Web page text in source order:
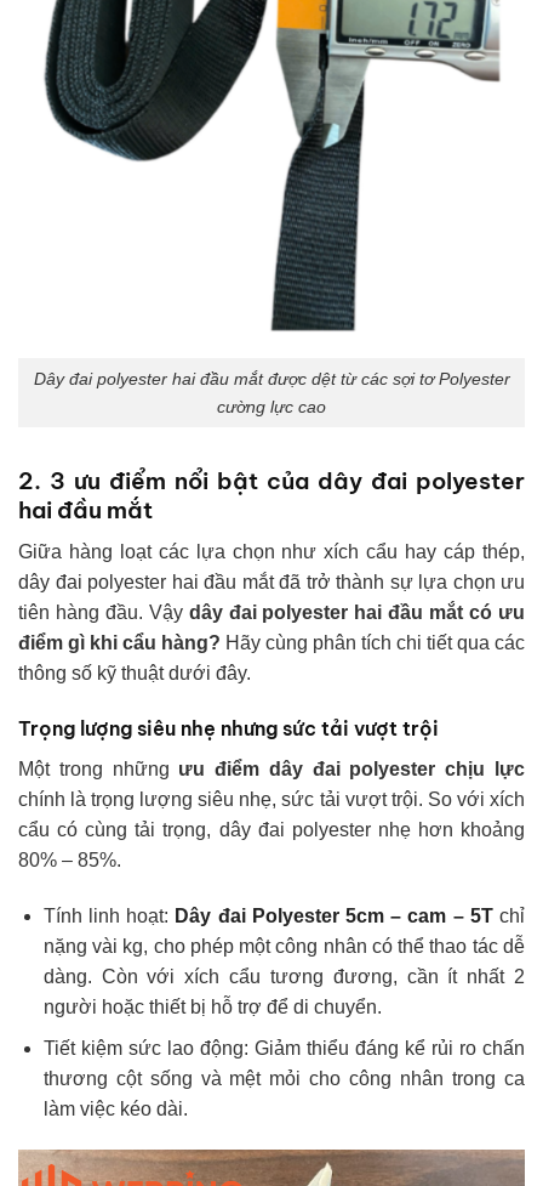
Dây đai polyester hai đầu mắt được dệt từ các sợi tơ Polyester
cường lực cao
2. 3 ưu điểm nổi bật của dây đai polyester
hai đầu mắt
Giữa hàng loạt các lựa chọn như xích cẩu hay cáp thép,
dây đai polyester hai đầu mắt đã trở thành sự lựa chọn ưu
tiên hàng đầu. Vậy dây đai polyester hai đầu mắt có ưu
điểm gì khi cẩu hàng? Hãy cùng phân tích chi tiết qua các
thông số kỹ thuật dưới đây.
Trọng lượng siêu nhẹ nhưng sức tải vượt trội
Một trong những ưu điểm dây đai polyester chịu lực
chính là trọng lượng siêu nhẹ, sức tải vượt trội. So với xích
cẩu có cùng tải trọng, dây đai polyester nhẹ hơn khoảng
80% – 85%.
Tính linh hoạt: Dây đai Polyester 5cm – cam – 5Tchỉ
nặng vài kg, cho phép một công nhân có thể thao tác dễ
dàng. Còn với xích cẩu tương đương, cần ít nhất 2
người hoặc thiết bị hỗ trợ để di chuyển.
Tiết kiệm sức lao động: Giảm thiểu đáng kể rủi ro chấn
thương cột sống và mệt mỏi cho công nhân trong ca
làm việc kéo dài.